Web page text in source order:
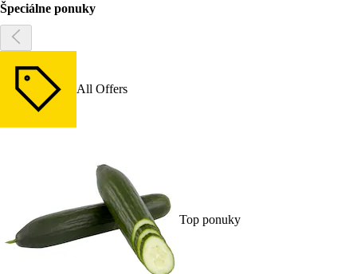
Špeciálne ponuky
All Offers
Top ponuky